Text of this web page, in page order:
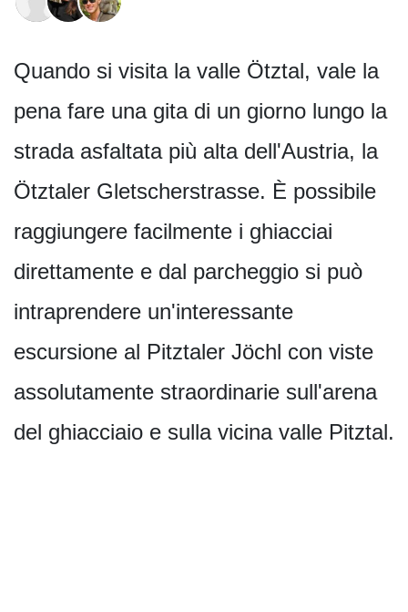
Quando si visita la valle Ötztal, vale la
pena fare una gita di un giorno lungo la
strada asfaltata più alta dell'Austria, la
Ötztaler Gletscherstrasse. È possibile
raggiungere facilmente i ghiacciai
direttamente e dal parcheggio si può
intraprendere un'interessante
escursione al Pitztaler Jöchl con viste
assolutamente straordinarie sull'arena
del ghiacciaio e sulla vicina valle Pitztal.